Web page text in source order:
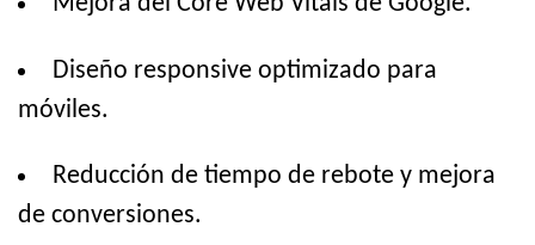
Diseño responsive optimizado para
móviles.
Reducción de tiempo de rebote y mejora
de conversiones.